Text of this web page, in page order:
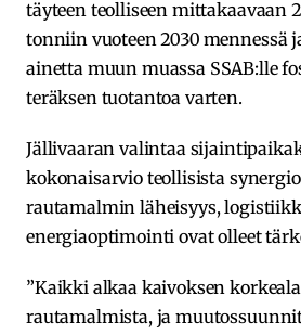
täyteen teolliseen mittakaavaan
tonniin vuoteen 2030 mennessä
ainetta muun muassa SSAB:lle
teräksen tuotantoa varten.
Jällivaaran valintaa
kokonaisarvio teollisista
rautamalmin läheisyys,
energiaoptimointi ovat olleet
”Kaikki alkaa kaivoksen
rautamalmista, ja